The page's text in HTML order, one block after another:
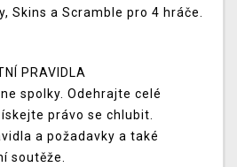
Skins a Scramble pro 4 hráče.
PRAVIDLA
spolky. Odehrajte celé
právo se chlubit.
a požadavky a také
soutěže.